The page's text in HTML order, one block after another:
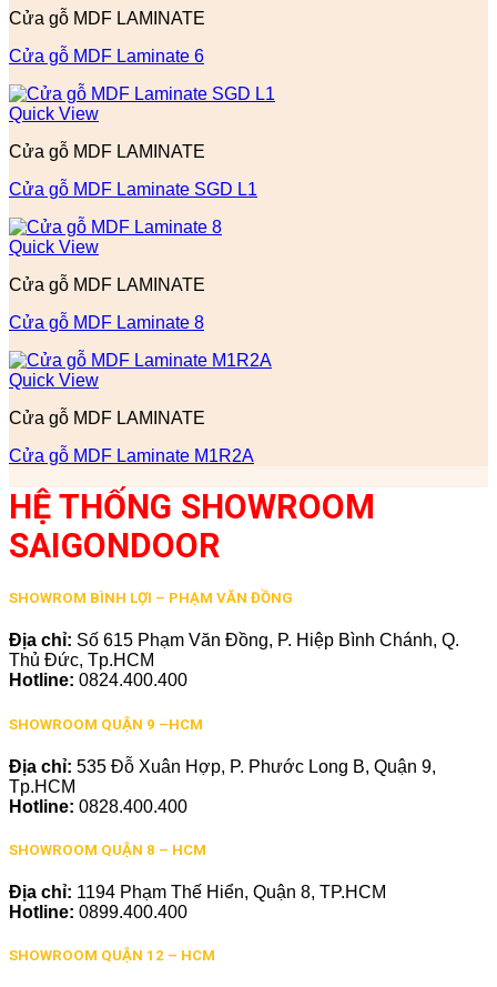
Cửa gỗ MDF LAMINATE
Cửa gỗ MDF Laminate 6
Quick View
Cửa gỗ MDF LAMINATE
Cửa gỗ MDF Laminate SGD L1
Quick View
Cửa gỗ MDF LAMINATE
Cửa gỗ MDF Laminate 8
Quick View
Cửa gỗ MDF LAMINATE
Cửa gỗ MDF Laminate M1R2A
HỆ THỐNG SHOWROOM
SAIGONDOOR
SHOWROM BÌNH LỢI – PHẠM VĂN ĐỒNG
Địa chỉ: Số 615 Phạm Văn Đồng, P. Hiệp Bình Chánh, Q.
Thủ Đức, Tp.HCM
Hotline: 0824.400.400
SHOWROOM QUẬN 9 –HCM
Địa chỉ: 535 Đỗ Xuân Hợp, P. Phước Long B, Quận 9,
Tp.HCM
Hotline: 0828.400.400
SHOWROOM QUẬN 8 – HCM
Địa chỉ: 1194 Phạm Thế Hiển, Quận 8, TP.HCM
Hotline: 0899.400.400
SHOWROOM QUẬN 12 – HCM